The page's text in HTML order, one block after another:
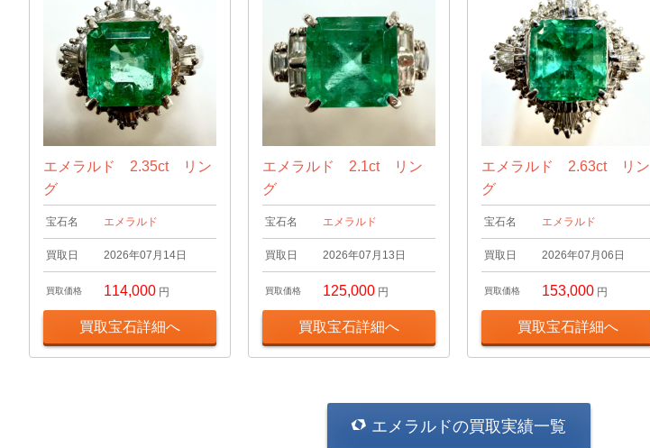
エメラルド 2.35ct リン
グ
宝石名 エメラルド
買取日 2026年07月14日
買取価格 114,000 円
買取宝石詳細へ
エメラルド 2.1ct リン
グ
宝石名 エメラルド
買取日 2026年07月13日
買取価格 125,000 円
買取宝石詳細へ
エメラルド 2.63ct リン
グ
宝石名 エメラルド
買取日 2026年07月06日
買取価格 153,000 円
買取宝石詳細へ
エメラルドの買取実績一覧